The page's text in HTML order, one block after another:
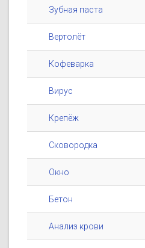
Зубная паста
Вертолёт
Кофеварка
Вирус
Крепёж
Сковородка
Окно
Бетон
Анализ крови